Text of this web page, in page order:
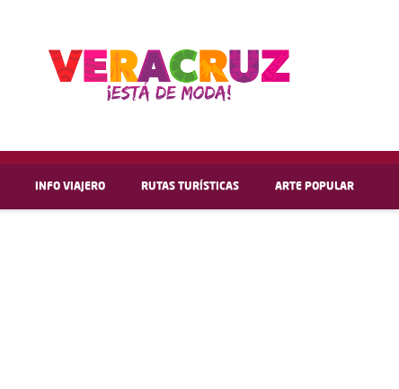
INFO VIAJERO RUTAS TURÍSTICAS ARTE POPULAR